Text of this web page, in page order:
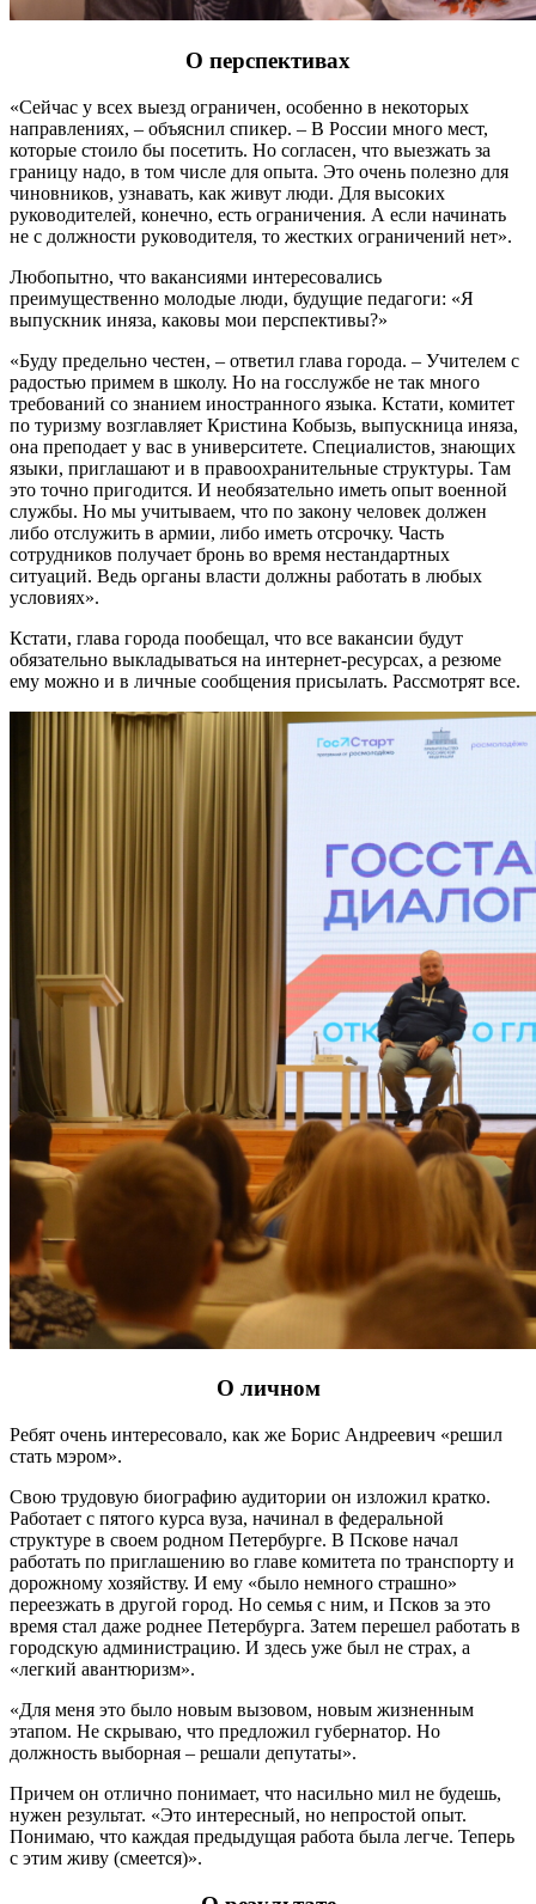
О перспективах
«Сейчас у всех выезд ограничен, особенно в некоторых
направлениях, – объяснил спикер. – В России много мест,
которые стоило бы посетить. Но согласен, что выезжать за
границу надо, в том числе для опыта. Это очень полезно для
чиновников, узнавать, как живут люди. Для высоких
руководителей, конечно, есть ограничения. А если начинать
не с должности руководителя, то жестких ограничений нет».
Любопытно, что вакансиями интересовались
преимущественно молодые люди, будущие педагоги: «Я
выпускник иняза, каковы мои перспективы?»
«Буду предельно честен, – ответил глава города. – Учителем с
радостью примем в школу. Но на госслужбе не так много
требований со знанием иностранного языка. Кстати, комитет
по туризму возглавляет Кристина Кобызь, выпускница иняза,
она преподает у вас в университете. Специалистов, знающих
языки, приглашают и в правоохранительные структуры. Там
это точно пригодится. И необязательно иметь опыт военной
службы. Но мы учитываем, что по закону человек должен
либо отслужить в армии, либо иметь отсрочку. Часть
сотрудников получает бронь во время нестандартных
ситуаций. Ведь органы власти должны работать в любых
условиях».
Кстати, глава города пообещал, что все вакансии будут
обязательно выкладываться на интернет-ресурсах, а резюме
ему можно и в личные сообщения присылать. Рассмотрят все.
О личном
Ребят очень интересовало, как же Борис Андреевич «решил
стать мэром».
Свою трудовую биографию аудитории он изложил кратко.
Работает с пятого курса вуза, начинал в федеральной
структуре в своем родном Петербурге. В Пскове начал
работать по приглашению во главе комитета по транспорту и
дорожному хозяйству. И ему «было немного страшно»
переезжать в другой город. Но семья с ним, и Псков за это
время стал даже роднее Петербурга. Затем перешел работать в
городскую администрацию. И здесь уже был не страх, а
«легкий авантюризм».
«Для меня это было новым вызовом, новым жизненным
этапом. Не скрываю, что предложил губернатор. Но
должность выборная – решали депутаты».
Причем он отлично понимает, что насильно мил не будешь,
нужен результат. «Это интересный, но непростой опыт.
Понимаю, что каждая предыдущая работа была легче. Теперь
с этим живу (смеется)».